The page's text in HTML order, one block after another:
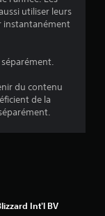
utiliser leurs
instantanément
du contenu
de la
Int'l BV